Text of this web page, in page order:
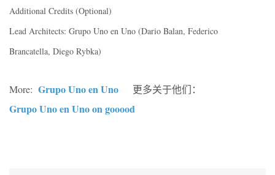
Additional Credits (Optional)
Lead Architects: Grupo Uno en Uno (Dario Balan, Federico
Brancatella, Diego Rybka)
More: Grupo Uno en Uno 更多关于他们：
Grupo Uno en Uno on gooood